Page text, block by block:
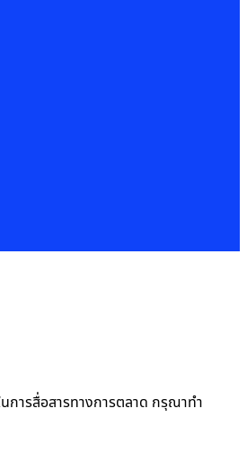
การสื่อสารทางการตลาด กรุณาทำ